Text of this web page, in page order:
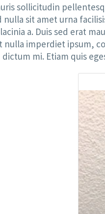
sollicitudin
nulla sit amet urna
a. Duis sed erat
nulla imperdiet ipsum,
dictum mi. Etiam quis